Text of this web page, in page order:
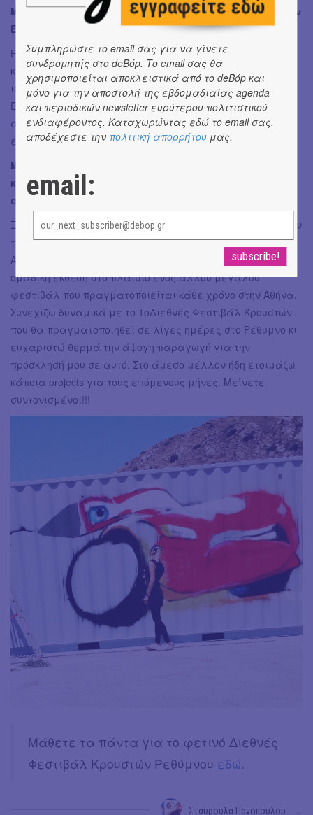
Μπορεί κάποιος να βιοποριστεί από την τέχνη του στην
Ελλάδα του σήμερα;
Είναι μια δύσκολη εποχή για την τέχνη και τους
καλλιτέχνες, αλλά σε εποχές μεγάλων κρίσεων
ιστορικά είχαμε και την μεγαλύτερη παραγωγή τέχνης.
Έχω την ευτυχία να βιοπορίζομαι από την τέχνη μου κι
αυτό μου δίνει μεγάλη δύναμη να προχωρώ και να είμαι
επιλεκτική με τα projects, που λαμβάνω μέρος.
Με τις γκαλερί ανοιχτές ξανά μετά από μήνες
κλειστές λόγω της πανδημίας, θα δούμε κάποια έργα
σου σε νέες εκθέσεις στο προσεχές μέλλον;
Ξεκίνησα ήδη δυναμικά από την πρώτη ημέρα που άνοιξαν
τα μουσεία με την συμμετοχή μου σε art in situ event στο
Αρχαιλογικό Μουσείο Μαραθώνα. Έπειτα συμμετείχα σε
ομαδική έκθεση στο πλαίσιο ενός άλλου μεγάλου
φεστιβάλ που πραγματοποιείται κάθε χρόνο στην Αθήνα.
Συνεχίζω δυναμικά με το 1οΔιεθνές Φεστιβάλ Κρουστών
που θα πραγματοποιηθεί σε λίγες ημέρες στο Ρέθυμνο κι
ευχαριστώ θερμά την άψογη παραγωγή για την
πρόσκλησή μου σε αυτό. Στο άμεσο μέλλον ήδη ετοιμάζω
κάποια projects για τους επόμενους μήνες. Μείνετε
συντονισμένοι!!!
Μάθετε τα πάντα για το φετινό Διεθνές
Φεστιβάλ Κρουστών Ρεθύμνου εδώ.
Σταυρούλα Πανοπούλου
Συμπληρώστε το email σας για να γίνετε
συνδρομητής στο deBόp. Το email σας θα
χρησιμοποιείται αποκλειστικά από το deBόp και
μόνο για την αποστολή της εβδομαδιαίας agenda
και περιοδικών newsletter ευρύτερου πολιτιστικού
ενδιαφέροντος. Καταχωρώντας εδώ το email σας,
αποδέχεστε την πολιτική απορρήτου μας.
email: